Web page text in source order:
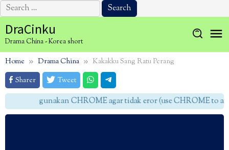
Search
for:
to
content
DraCinku
Drama China - Korea short
Home Drama China
Kakakku Sang Ratu Perang
Sharer
Tweet
gunakan CHROME agar tidak eror (use CHROME to